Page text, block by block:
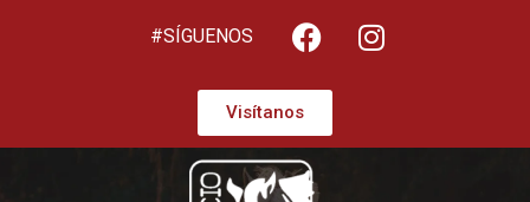
#SÍGUENOS
Visítanos